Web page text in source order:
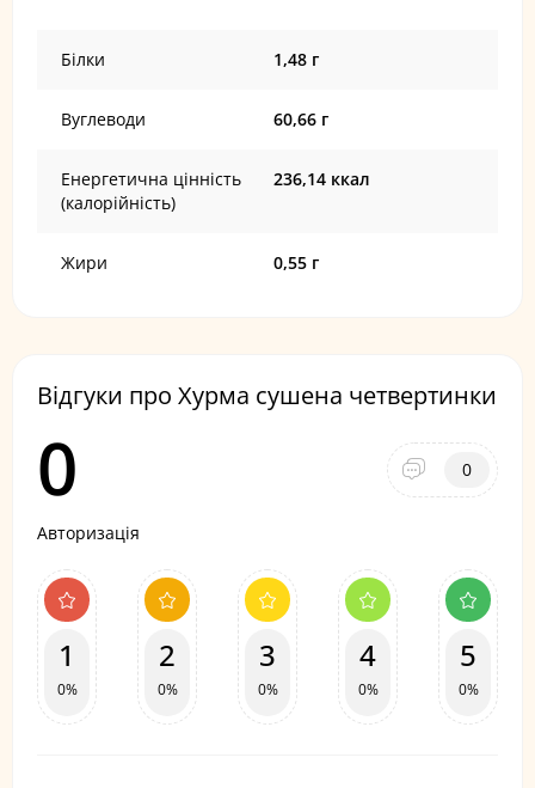
Білки 1,48 г
Вуглеводи 60,66 г
Енергетична цінність
(калорійність)
236,14 ккал
Жири 0,55 г
Відгуки про Хурма сушена четвертинки
0 0
Авторизація
1
0%
2
0%
3
0%
4
0%
5
0%